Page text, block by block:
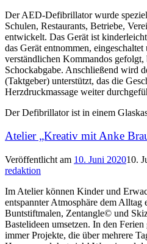
Der AED-Defibrillator wurde
Schulen, Restaurants, Betriebe,
entwickelt. Das Gerät ist
das Gerät entnommen,
verständlichen Kommandos gefolgt,
Schockabgabe. Anschließend wird
(Taktgeber) unterstützt, das die
Herzdruckmassage weiter
Der Defibrillator ist in einem
Atelier „Kreativ mit Anke
Veröffentlicht am 10. Juni 202010.
redaktion
Im Atelier können Kinder und
entspannter Atmosphäre dem Alltag
Buntstiftmalen, Zentangle© und
Bastelideen umsetzen. In den
immer Projekte, die über mehrere